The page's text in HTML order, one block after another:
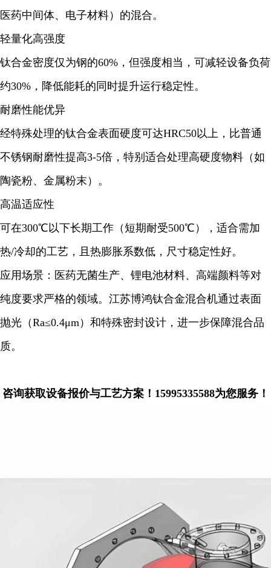
医药中间体、电子材料）的混合。
轻量化高强度
钛合金密度仅为钢的60%，但强度相当，可减轻设备负荷
约30%，降低能耗的同时提升运行稳定性。
耐磨性能优异
经特殊处理的钛合金表面硬度可达HRC50以上，比普通
不锈钢耐磨性提高3-5倍，特别适合处理高硬度物料（如
陶瓷粉、金属粉末）。
高温适应性
可在300℃以下长期工作（短期耐受500℃），适合需加
热/冷却的工艺，且热膨胀系数低，尺寸稳定性好。
应用场景：医药无菌生产、锂电池材料、高端颜料等对
纯度要求严格的领域。江苏博鸿钛合金混合机通过表面
抛光（Ra≤0.4μm）和特殊密封设计，进一步保障混合品
质。
咨询获取设备报价与工艺方案！15995335588为您服务！